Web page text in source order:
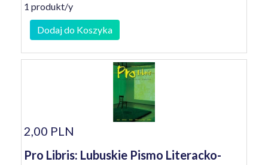
1 produkt/y
Dodaj do Koszyka
2,00 PLN
Pro Libris: Lubuskie Pismo Literacko-